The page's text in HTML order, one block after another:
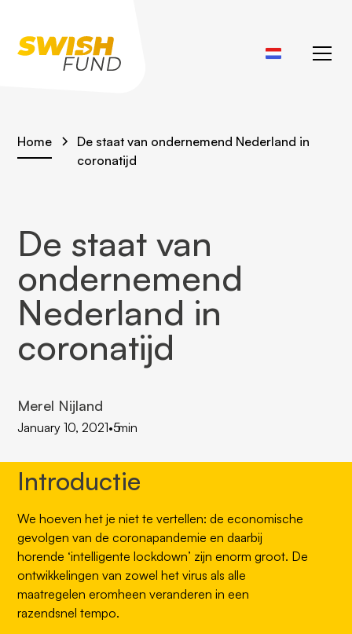
Home
De staat van ondernemend Nederland in
coronatijd
De staat van
ondernemend
Nederland in
coronatijd
Merel Nijland
January 10, 2021•5min
Introductie
We hoeven het je niet te vertellen: de economische
gevolgen van de coronapandemie en daarbij
horende ‘intelligente lockdown’ zijn enorm groot. De
ontwikkelingen van zowel het virus als alle
maatregelen eromheen veranderen in een
razendsnel tempo.